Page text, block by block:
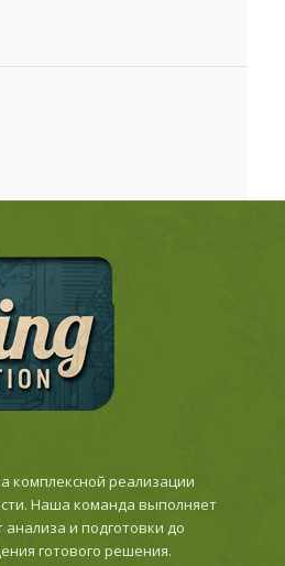
комплексной реализации
Наша команда выполняет
и подготовки до
готового решения.